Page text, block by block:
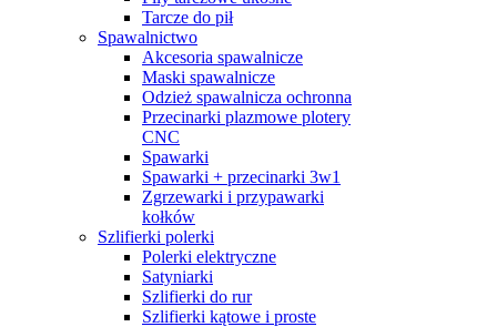
Tarcze do pił
Spawalnictwo
Akcesoria spawalnicze
Maski spawalnicze
Odzież spawalnicza ochronna
Przecinarki plazmowe plotery
CNC
Spawarki
Spawarki + przecinarki 3w1
Zgrzewarki i przypawarki
kołków
Szlifierki polerki
Polerki elektryczne
Satyniarki
Szlifierki do rur
Szlifierki kątowe i proste